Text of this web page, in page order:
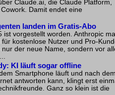
Claude.ai, die Claude Platform,
Damit endet eine
landen im Gratis-Abo
ist vorgestellt worden. Anthropic
kostenlose Nutzer und Pro-
nur der neue Name, sondern vor
KI läuft sogar offline
Smartphone läuft und nach
antworten kann, klingt erst
Ganz so klein ist die